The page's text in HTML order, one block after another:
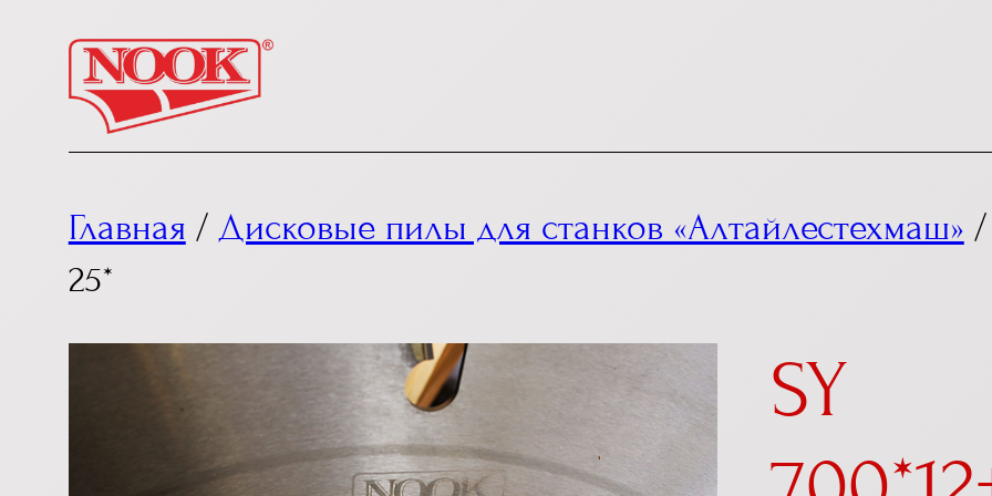
Перейти
содержимому
Главная / Дисковые пилы для станков «Алтайлестехмаш» /
25*
SY